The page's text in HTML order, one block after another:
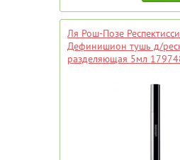
Ля Рош-Позе
Дефинишион тушь д/
разделяющая 5мл